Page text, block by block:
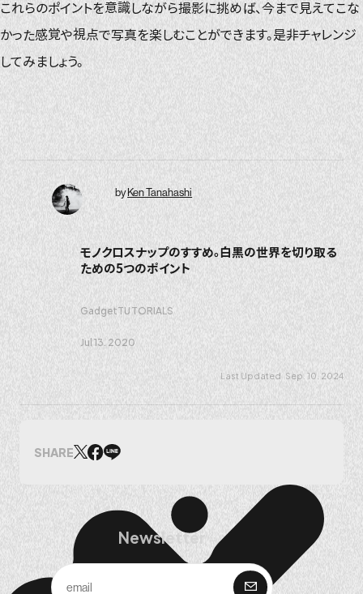
これらのポイントを意識しながら撮影に挑めば、今まで見えてこな
かった感覚や視点で写真を楽しむことができます。是非チャレンジ
してみましょう。
by Ken Tanahashi
モノクロスナップのすすめ。白黒の世界を切り取る
ための5つのポイント
GadgetTUTORIALS
Jul 13. 2020
Sep. 10. 2024
SHARE
Newsletter
購 読